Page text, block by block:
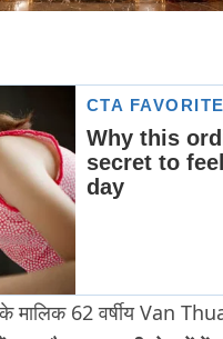
62 वर्षीय Van